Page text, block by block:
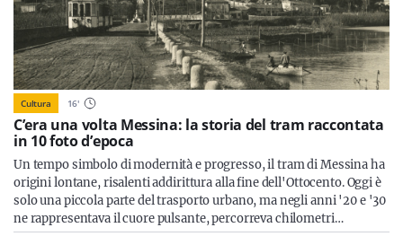
Cultura 16'
C’era una volta Messina: la storia del tram raccontata
in 10 foto d’epoca
Un tempo simbolo di modernità e progresso, il tram di Messina ha
origini lontane, risalenti addirittura alla fine dell'Ottocento. Oggi è
solo una piccola parte del trasporto urbano, ma negli anni '20 e '30
ne rappresentava il cuore pulsante, percorreva chilometri…